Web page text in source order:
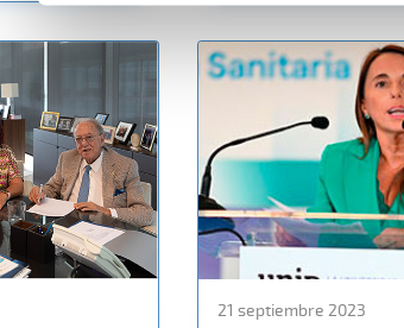
21 septiembre 2023